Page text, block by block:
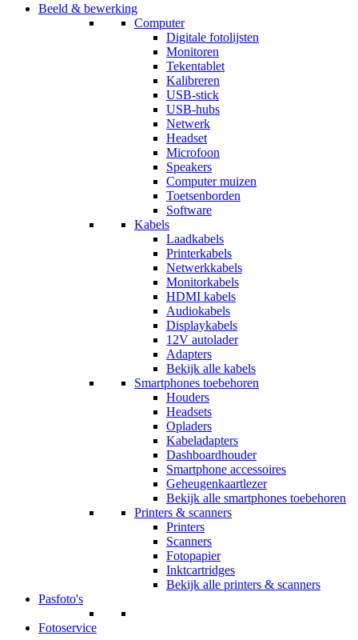
Beeld & bewerking
Computer
Digitale fotolijsten
Monitoren
Tekentablet
Kalibreren
USB-stick
USB-hubs
Netwerk
Headset
Microfoon
Speakers
Computer muizen
Toetsenborden
Software
Kabels
Laadkabels
Printerkabels
Netwerkkabels
Monitorkabels
HDMI kabels
Audiokabels
Displaykabels
12V autolader
Adapters
Bekijk alle kabels
Smartphones toebehoren
Houders
Headsets
Opladers
Kabeladapters
Dashboardhouder
Smartphone accessoires
Geheugenkaartlezer
Bekijk alle smartphones toebehoren
Printers & scanners
Printers
Scanners
Fotopapier
Inktcartridges
Bekijk alle printers & scanners
Pasfoto's
Fotoservice